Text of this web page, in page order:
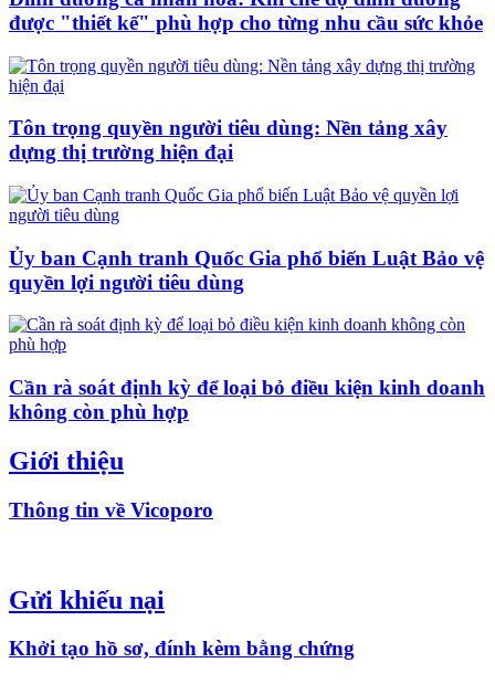
được "thiết kế" phù hợp cho từng nhu cầu sức khỏe
Tôn trọng quyền người tiêu dùng: Nền tảng xây
dựng thị trường hiện đại
Ủy ban Cạnh tranh Quốc Gia phổ biến Luật Bảo vệ
quyền lợi người tiêu dùng
Cần rà soát định kỳ để loại bỏ điều kiện kinh doanh
không còn phù hợp
Giới thiệu
Thông tin về Vicoporo
Gửi khiếu nại
Khởi tạo hồ sơ, đính kèm bằng chứng